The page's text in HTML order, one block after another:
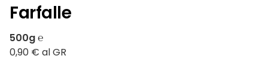
Farfalle
500g ℮
0,90 € al GR